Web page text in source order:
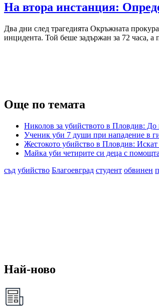
На втора инстанция:
Два дни след трагедията Окръжната
инцидента. Той беше задържан за 72 часа,
Още по темата
Николов за убийството в Пловдив:
Ученик уби 7 души при нападение в
Жестокото убийство в Пловдив: Искат
Майка уби четирите си деца с
съд убийство Благоевград студент обвинен
Най-ново